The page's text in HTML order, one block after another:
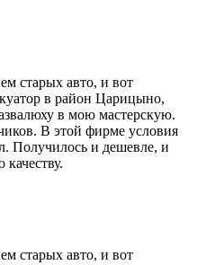
старых авто, и вот
в район Царицыно,
в мою мастерскую.
В этой фирме условия
Получилось и дешевле, и
старых авто, и вот